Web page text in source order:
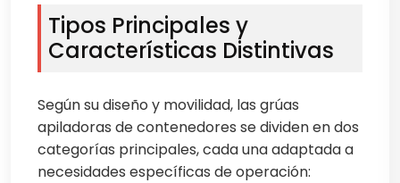
Tipos Principales y
Características Distintivas
Según su diseño y movilidad, las grúas
apiladoras de contenedores se dividen en dos
categorías principales, cada una adaptada a
necesidades específicas de operación: